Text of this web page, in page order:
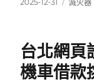
台北網頁
機車借款